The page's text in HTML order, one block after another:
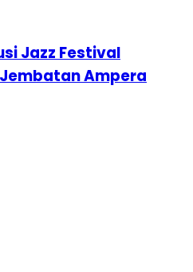
Jazz Festival
Ampera